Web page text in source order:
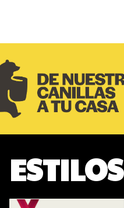
2 Chalaland IPA
ESTILOS